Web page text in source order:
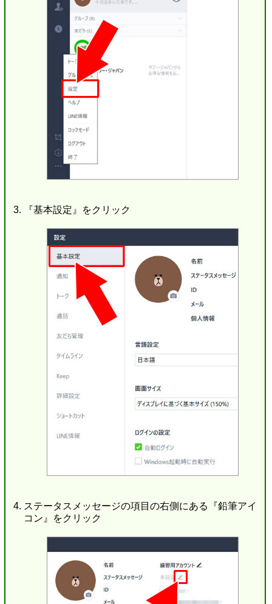
『基本設定』をクリック
ステータスメッセージの項目の右側にある『鉛筆アイ
コン』をクリック